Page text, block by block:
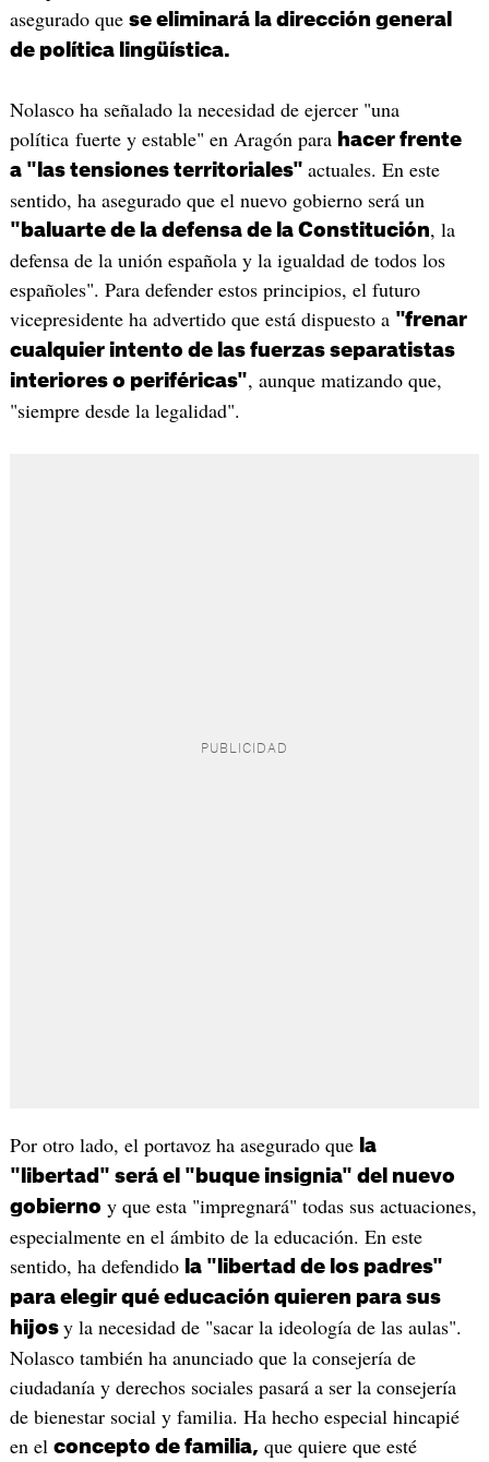
asegurado que se eliminará la dirección general
de política lingüística.
Nolasco ha señalado la necesidad de ejercer "una
política fuerte y estable" en Aragón para hacer frente
a "las tensiones territoriales" actuales. En este
sentido, ha asegurado que el nuevo gobierno será un
"baluarte de la defensa de la Constitución, la
defensa de la unión española y la igualdad de todos los
españoles". Para defender estos principios, el futuro
vicepresidente ha advertido que está dispuesto a "frenar
cualquier intento de las fuerzas separatistas
interiores o periféricas", aunque matizando que,
"siempre desde la legalidad".
Por otro lado, el portavoz ha asegurado que la
"libertad" será el "buque insignia" del nuevo
gobierno y que esta "impregnará" todas sus actuaciones,
especialmente en el ámbito de la educación. En este
sentido, ha defendido la "libertad de los padres"
para elegir qué educación quieren para sus
hijos y la necesidad de "sacar la ideología de las aulas".
Nolasco también ha anunciado que la consejería de
ciudadanía y derechos sociales pasará a ser la consejería
de bienestar social y familia. Ha hecho especial hincapié
en el concepto de familia, que quiere que esté